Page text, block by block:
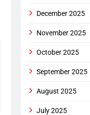
December 2025
November 2025
October 2025
September 2025
August 2025
July 2025